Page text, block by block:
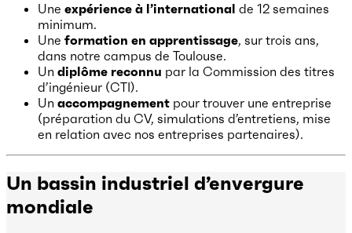
Une expérience à l’international de 12 semaines
minimum.
Une formation en apprentissage, sur trois ans,
dans notre campus de Toulouse.
Un diplôme reconnu par la Commission des titres
d’ingénieur (CTI).
Un accompagnement pour trouver une entreprise
(préparation du CV, simulations d’entretiens, mise
en relation avec nos entreprises partenaires).
Un bassin industriel d’envergure
mondiale